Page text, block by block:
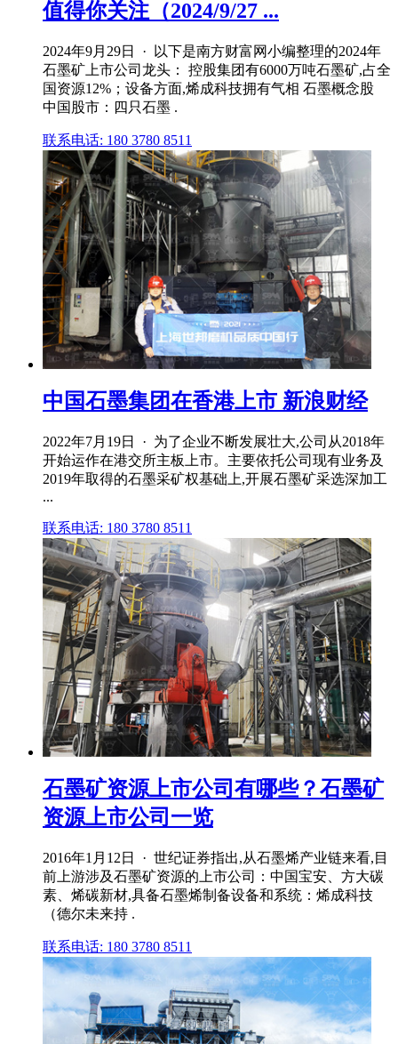
值得你关注（2024/9/27 ...
2024年9月29日 · 以下是南方财富网小编整理的2024年
石墨矿上市公司龙头： 控股集团有6000万吨石墨矿,占全
国资源12%；设备方面,烯成科技拥有气相 石墨概念股
中国股市：四只石墨 .
联系电话: 180 3780 8511
中国石墨集团在香港上市 新浪财经
2022年7月19日 · 为了企业不断发展壮大,公司从2018年
开始运作在港交所主板上市。主要依托公司现有业务及
2019年取得的石墨采矿权基础上,开展石墨矿采选深加工
...
联系电话: 180 3780 8511
石墨矿资源上市公司有哪些？石墨矿
资源上市公司一览
2016年1月12日 · 世纪证券指出,从石墨烯产业链来看,目
前上游涉及石墨矿资源的上市公司：中国宝安、方大碳
素、烯碳新材,具备石墨烯制备设备和系统：烯成科技
（德尔未来持 .
联系电话: 180 3780 8511